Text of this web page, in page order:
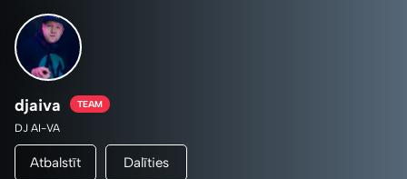
djaiva TEAM
DJ AI-VA
Atbalstīt Dalīties